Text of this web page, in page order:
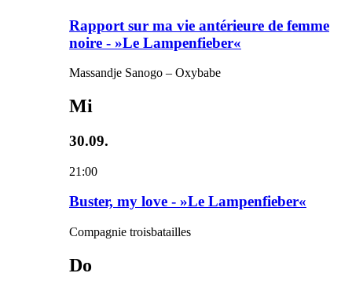
Rapport sur ma vie antérieure de femme
noire - »Le Lampenfieber«
Massandje Sanogo – Oxybabe
Mi
30.09.
21:00
Buster, my love - »Le Lampenfieber«
Compagnie troisbatailles
Do